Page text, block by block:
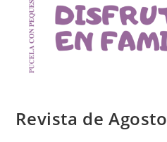
Revista de Agosto